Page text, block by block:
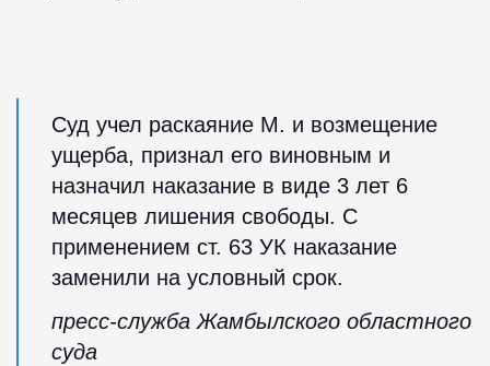
Суд учел раскаяние М. и возмещение
ущерба, признал его виновным и
назначил наказание в виде 3 лет 6
месяцев лишения свободы. С
применением ст. 63 УК наказание
заменили на условный срок.
пресс-служба Жамбылского областного
суда